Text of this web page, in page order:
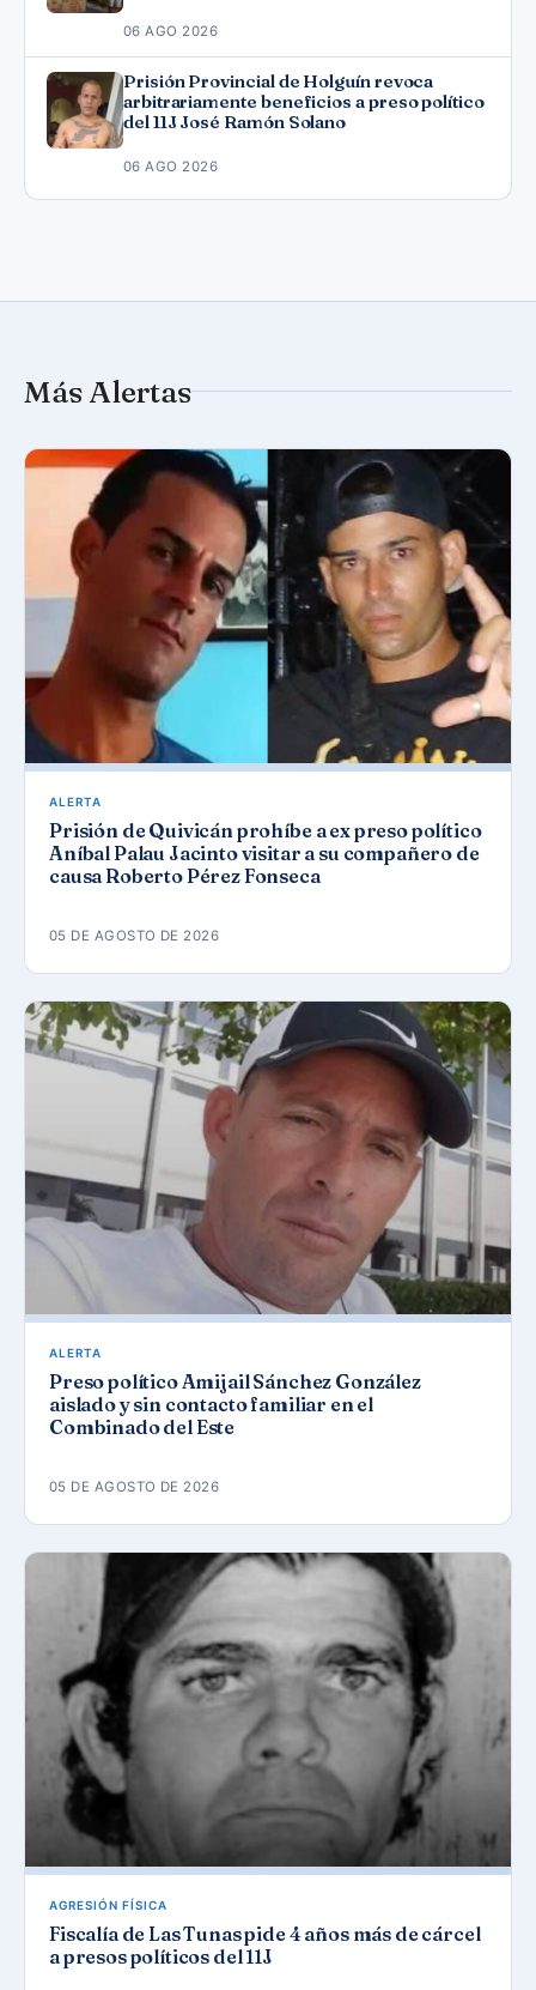
06 AGO 2026
Prisión Provincial de Holguín revoca
arbitrariamente beneficios a preso político
del 11J José Ramón Solano
06 AGO 2026
Más Alertas
ALERTA
Prisión de Quivicán prohíbe a ex preso político
Aníbal Palau Jacinto visitar a su compañero de
causa Roberto Pérez Fonseca
05 DE AGOSTO DE 2026
ALERTA
Preso político Amijail Sánchez González
aislado y sin contacto familiar en el
Combinado del Este
05 DE AGOSTO DE 2026
AGRESIÓN FÍSICA
Fiscalía de Las Tunas pide 4 años más de cárcel
a presos políticos del 11J